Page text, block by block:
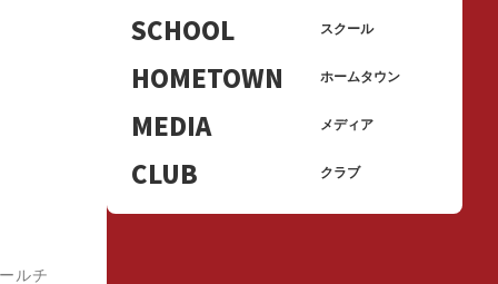
ルチ
SCHOOL スクール
HOMETOWN ホームタウン
MEDIA メディア
CLUB クラブ